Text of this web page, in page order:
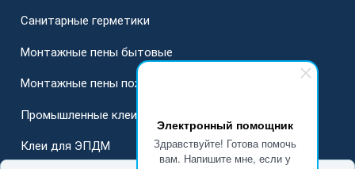
Электронный помощник
Здравствуйте! Готова помочь
вам. Напишите мне, если у
Санитарные герметики
Монтажные пены бытовые
Монтажные пены пожарные
Промышленные клеи
Клеи для ЭПДМ